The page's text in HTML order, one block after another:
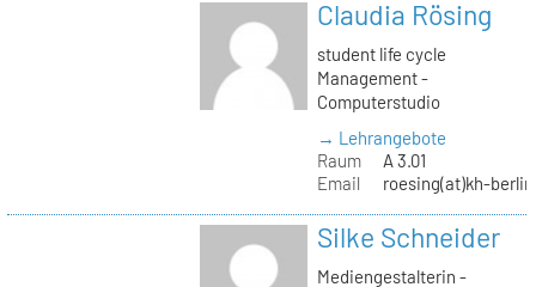
Claudia Rösing
student life cycle
Management -
Computerstudio
→ Lehrangebote
Raum
A 3.01
Email
roesing(at)kh-
Silke Schneider
Mediengestalterin -